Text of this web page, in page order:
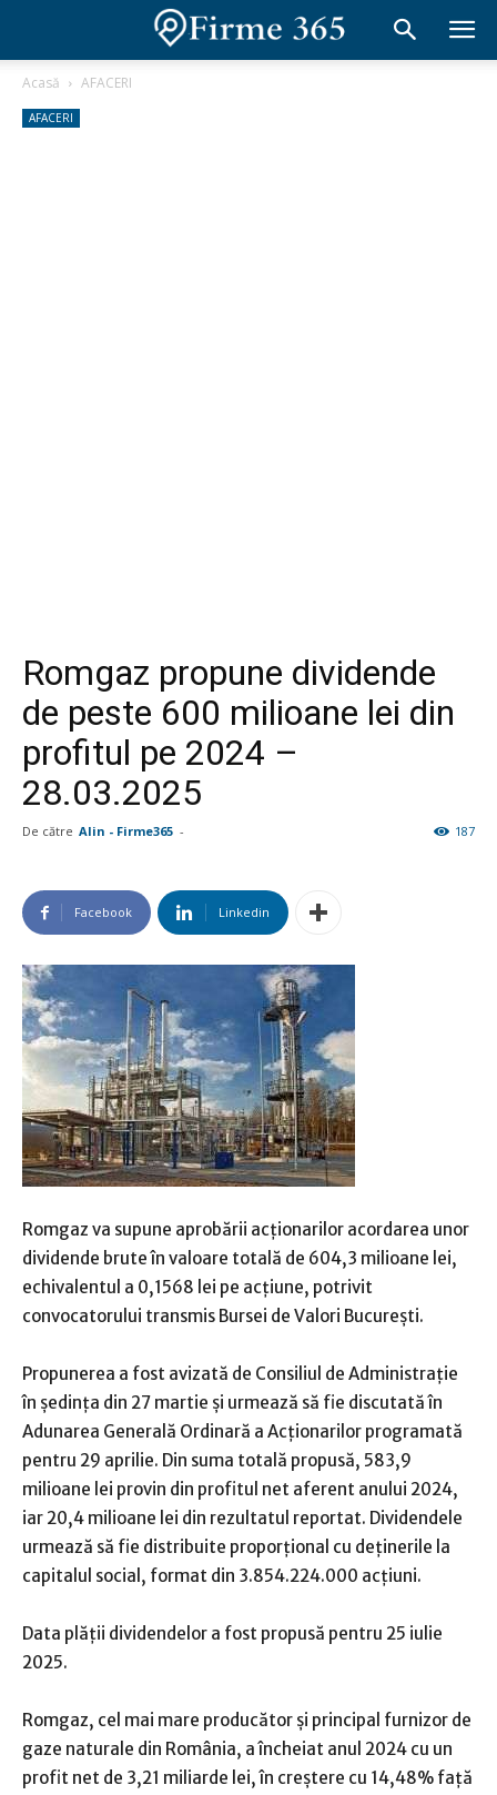
Acasă AFACERI
AFACERI
Romgaz propune dividende
de peste 600 milioane lei din
profitul pe 2024 –
28.03.2025
De către Alin - Firme365 - 187
Facebook Linkedin
Romgaz va supune aprobării acţionarilor acordarea unor
dividende brute în valoare totală de 604,3 milioane lei,
echivalentul a 0,1568 lei pe acţiune, potrivit
convocatorului transmis Bursei de Valori Bucureşti.
Propunerea a fost avizată de Consiliul de Administraţie
în şedinţa din 27 martie şi urmează să fie discutată în
Adunarea Generală Ordinară a Acţionarilor programată
pentru 29 aprilie. Din suma totală propusă, 583,9
milioane lei provin din profitul net aferent anului 2024,
iar 20,4 milioane lei din rezultatul reportat. Dividendele
urmează să fie distribuite proporţional cu deţinerile la
capitalul social, format din 3.854.224.000 acţiuni.
Data plăţii dividendelor a fost propusă pentru 25 iulie
2025.
Romgaz, cel mai mare producător şi principal furnizor de
gaze naturale din România, a încheiat anul 2024 cu un
profit net de 3,21 miliarde lei, în creştere cu 14,48% faţă